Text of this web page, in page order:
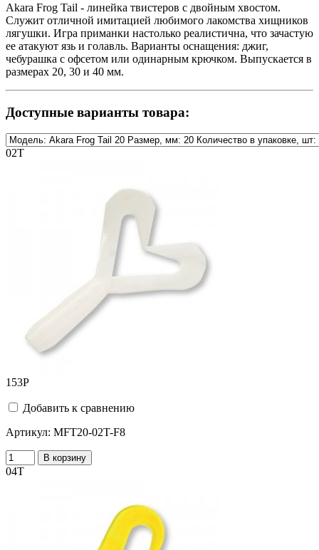
Akara Frog Tail - линейка твистеров с двойным хвостом.
Служит отличной имитацией любимого лакомства хищников
лягушки. Игра приманки настолько реалистична, что зачастую
ее атакуют язь и голавль. Варианты оснащения: джиг,
чебурашка с офсетом или одинарным крючком. Выпускается в
размерах 20, 30 и 40 мм.
Доступные варианты товара:
02Т
153Р
Добавить к сравнению
Артикул: MFT20-02T-F8
В корзину
04Т